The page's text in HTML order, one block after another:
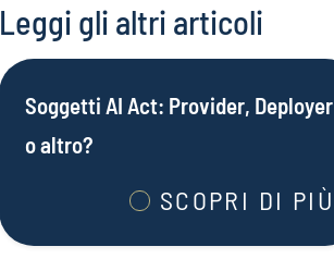
Leggi gli altri articoli
Soggetti AI Act: Provider, Deployer
o altro?
SCOPRI DI PIÙ